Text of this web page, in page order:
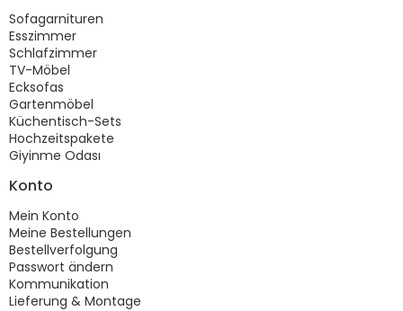
Sofagarnituren
Esszimmer
Schlafzimmer
TV-Möbel
Ecksofas
Gartenmöbel
Küchentisch-Sets
Hochzeitspakete
Giyinme Odası
Konto
Mein Konto
Meine Bestellungen
Bestellverfolgung
Passwort ändern
Kommunikation
Lieferung & Montage